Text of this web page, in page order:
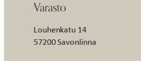
Varasto
Louhenkatu 14
57200 Savonlinna